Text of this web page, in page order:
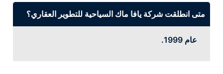
متى انطلقت شركة يافا ماك السياحية للتطوير العقاري؟
عام 1999.